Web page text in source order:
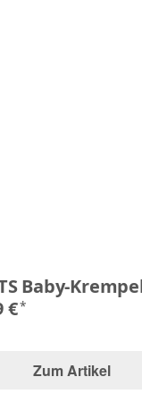
Baby-
€*
Zum Artikel